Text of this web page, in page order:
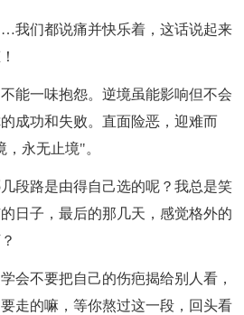
我们都说痛并快乐着，这话说起来
能一味抱怨。逆境虽能影响但不会
成功和失败。直面险恶，迎难而
永无止境"。
段路是由得自己选的呢？我总是笑
日子，最后的那几天，感觉格外的
会不要把自己的伤疤揭给别人看，
走的嘛，等你熬过这一段，回头看